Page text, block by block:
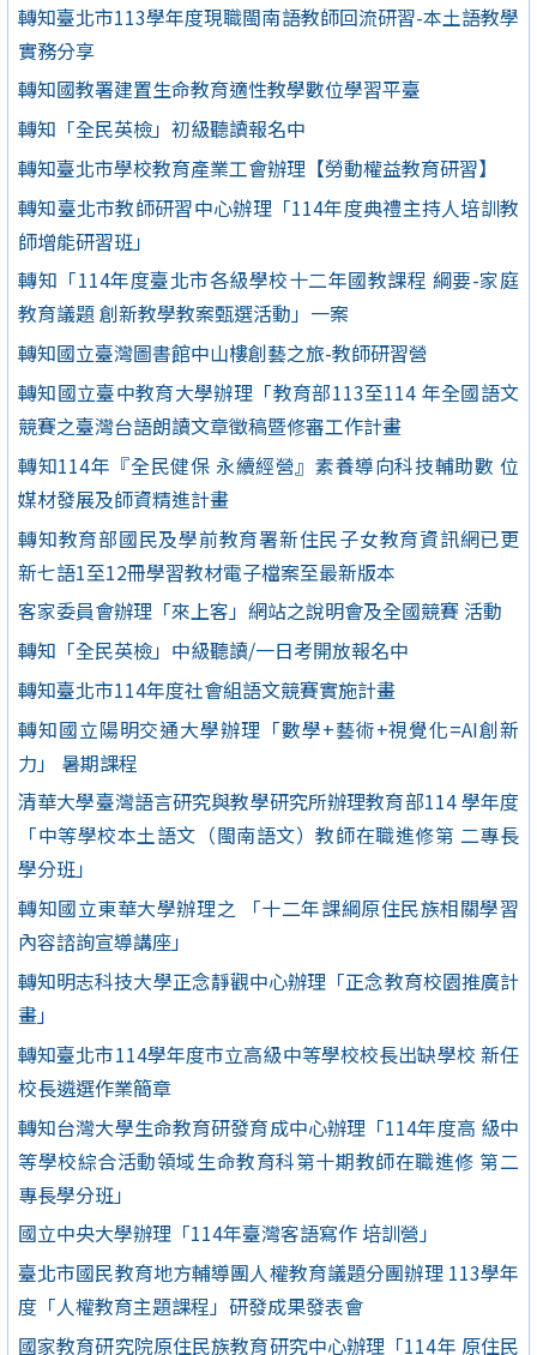
轉知臺北市113學年度現職閩南語教師回流研習-本土語教學
實務分享
轉知國教署建置生命教育適性教學數位學習平臺
轉知「全民英檢」初級聽讀報名中
轉知臺北市學校教育產業工會辦理【勞動權益教育研習】
轉知臺北市教師研習中心辦理「114年度典禮主持人培訓教
師增能研習班」
轉知「114年度臺北市各級學校十二年國教課程 綱要-家庭
教育議題 創新教學教案甄選活動」一案
轉知國立臺灣圖書館中山樓創藝之旅-教師研習營
轉知國立臺中教育大學辦理「教育部113至114 年全國語文
競賽之臺灣台語朗讀文章徵稿暨修審工作計畫
轉知114年『全民健保 永續經營』素養導向科技輔助數 位
媒材發展及師資精進計畫
轉知教育部國民及學前教育署新住民子女教育資訊網已更
新七語1至12冊學習教材電子檔案至最新版本
客家委員會辦理「來上客」網站之說明會及全國競賽 活動
轉知「全民英檢」中級聽讀/一日考開放報名中
轉知臺北市114年度社會組語文競賽實施計畫
轉知國立陽明交通大學辦理「數學+藝術+視覺化=AI創新
力」 暑期課程
清華大學臺灣語言研究與教學研究所辦理教育部114 學年度
「中等學校本土語文（閩南語文）教師在職進修第 二專長
學分班」
轉知國立東華大學辦理之 「十二年課綱原住民族相關學習
內容諮詢宣導講座」
轉知明志科技大學正念靜觀中心辦理「正念教育校園推廣計
畫」
轉知臺北市114學年度市立高級中等學校校長出缺學校 新任
校長遴選作業簡章
轉知台灣大學生命教育研發育成中心辦理「114年度高 級中
等學校綜合活動領域生命教育科第十期教師在職進修 第二
專長學分班」
國立中央大學辦理「114年臺灣客語寫作 培訓營」
臺北市國民教育地方輔導團人權教育議題分團辦理 113學年
度「人權教育主題課程」研發成果發表會
國家教育研究院原住民族教育研究中心辦理「114年 原住民